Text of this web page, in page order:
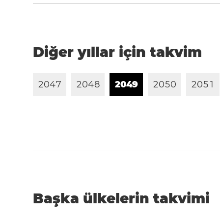
Diğer yıllar için takvim
2047 2048 2049 2050 2051
Başka ülkelerin takvimi